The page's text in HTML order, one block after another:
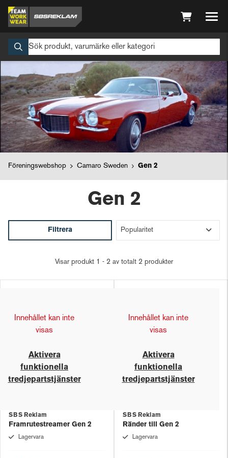
Föreningswebshop Camaro Sweden Gen 2
Gen 2
Filtrera
Visar produkt 1 - 2 av totalt 2 produkter
Innehållet kan inte
visas
Aktivera
funktionella
tredjepartstjänster
SBS Reklam
Framrutestreamer Gen 2
Lagervara
Innehållet kan inte
visas
Aktivera
funktionella
tredjepartstjänster
SBS Reklam
Ränder till Gen 2
Lagervara